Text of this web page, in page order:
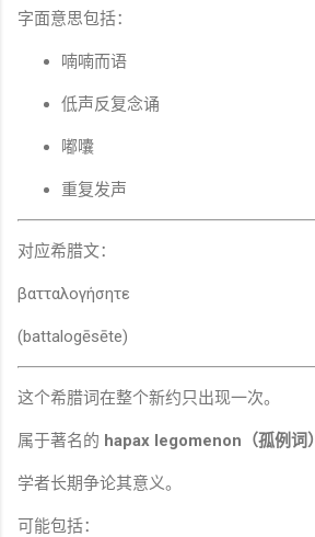
字面意思包括：
喃喃而语
低声反复念诵
嘟囔
重复发声
对应希腊文：
βατταλογήσητε
(battalogēsēte)
这个希腊词在整个新约只出现一次。
属于著名的 hapax legomenon（孤例词）
学者长期争论其意义。
可能包括：